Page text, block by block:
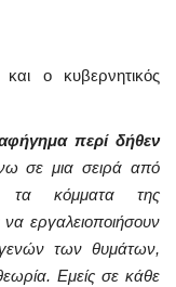
ο κυβερνητικός
περί δήθεν
σε μια σειρά από
τα κόμματα της
εργαλειοποιήσουν
των θυμάτων,
Εμείς σε κάθε